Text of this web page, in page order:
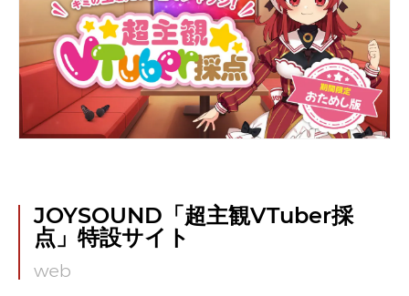
JOYSOUND「超主観VTuber採
点」特設サイト
web